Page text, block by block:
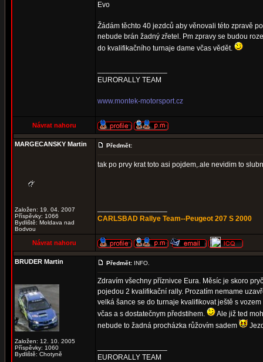
Evo
Žádám těchto 40 jezdců aby věnovali této zpravě
nebude brán žadný zřetel. Pm zpravy se budou
do kvalifikačního turnaje dame včas vědět.
EURORALLY TEAM
www.montek-motorsport.cz
Návrat nahoru
MARGECANSKY Martin
Založen: 19. 04. 2007
Příspěvky: 1066
Bydliště: Moldava nad
Bodvou
Předmět:
tak po prvy krat toto asi pojdem,.ale nevidim to
CARLSBAD Rallye Team--Peugeot 207 S 2000
Návrat nahoru
BRUDER Martin
Založen: 12. 10. 2005
Příspěvky: 1060
Bydliště: Chotyně
Předmět: INFO.
Zdravím všechny příznivce Eura. Měsíc je skoro
pojedou 2 kvalifikační rally. Prozatím nemame
velká šance se do turnaje kvalifikovat ještě s
včas a s dostatečnym předstihem.
Ale již ted
nebude to žadná procházka růžovím sadem
EURORALLY TEAM